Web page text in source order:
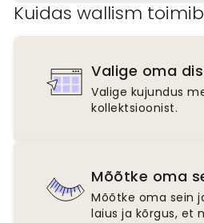
Kuidas wallism toimib
Valige oma
Valige kujundus
kollektsioonist.
Mõõtke oma
Mõõtke oma sein
laius ja kõrgus, et